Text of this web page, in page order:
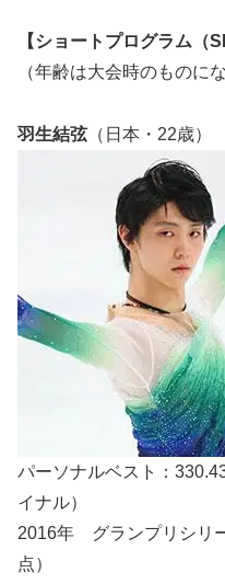
【ショートプログラム（
（年齢は大会時のものに
羽生結弦（日本・22歳）
パーソナルベスト：
イナル）
2016年 グランプリシ
点）